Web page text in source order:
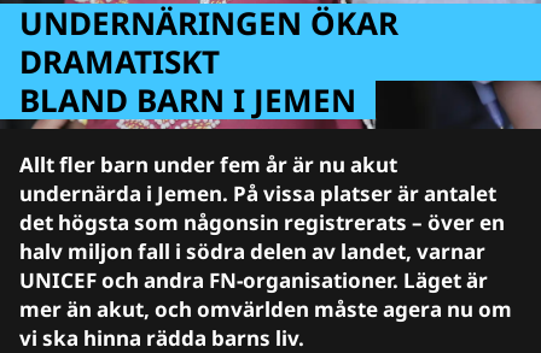
UNDERNÄRINGEN ÖKAR
DRAMATISKT
BLAND BARN I JEMEN
Allt fler barn under fem år är nu akut
undernärda i Jemen. På vissa platser är antalet
det högsta som någonsin registrerats – över en
halv miljon fall i södra delen av landet, varnar
UNICEF och andra FN-organisationer. Läget är
mer än akut, och omvärlden måste agera nu om
vi ska hinna rädda barns liv.